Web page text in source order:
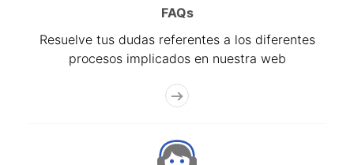
FAQs
Resuelve tus dudas referentes a los diferentes
procesos implicados en nuestra web